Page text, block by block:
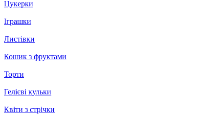
Цукерки
Іграшки
Листівки
Кошик з фруктами
Торти
Гелієві кульки
Квіти з стрічки